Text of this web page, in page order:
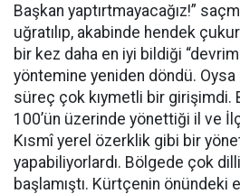
Başkan yaptırtmayacağız!”
uğratılıp, akabinde hendek
bir kez daha en iyi bildiği
yöntemine yeniden döndü. Oysa
süreç çok kıymetli bir girişimdi.
100’ün üzerinde yönettiği il ve
Kısmî yerel özerklik gibi bir
yapabiliyorlardı. Bölgede çok
başlamıştı. Kürtçenin önündeki